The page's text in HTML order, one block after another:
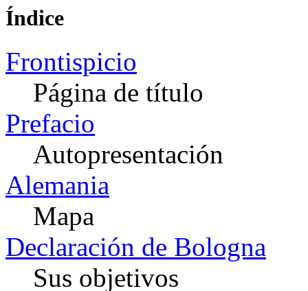
Índice
Frontispicio
Página de título
Prefacio
Autopresentación
Alemania
Mapa
Declaración de Bologna
Sus objetivos